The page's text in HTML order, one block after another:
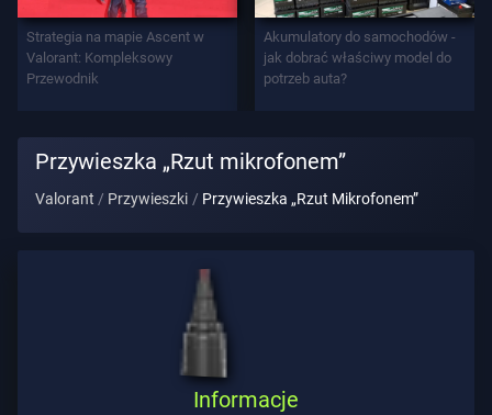
Agenci
Przepustka
Bojowa
Strategia na mapie Ascent w
Valorant: Kompleksowy
Przewodnik
Akumulatory do samochodów -
jak dobrać właściwy model do
potrzeb auta?
Przywieszka „Rzut mikrofonem”
Valorant Przywieszki Przywieszka „Rzut Mikrofonem”
Informacje